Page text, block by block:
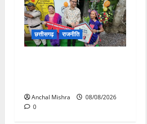
छत्तीसगढ़ राजनीति
Anchal Mishra
08/08/2026
0